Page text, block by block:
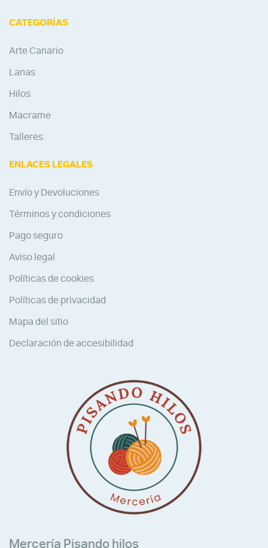
CATEGORÍAS
Arte Canario
Lanas
Hilos
Macrame
Talleres
ENLACES LEGALES
Envío y Devoluciones
Términos y condiciones
Pago seguro
Aviso legal
Políticas de cookies
Políticas de privacidad
Mapa del sitio
Declaración de accesibilidad
Mercería Pisando hilos